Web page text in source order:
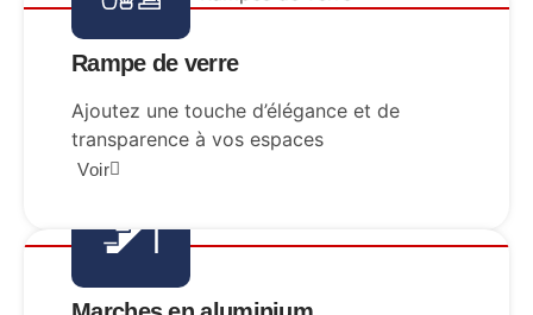
Voir
Rampe de verre
Ajoutez une touche d’élégance et de
transparence à vos espaces